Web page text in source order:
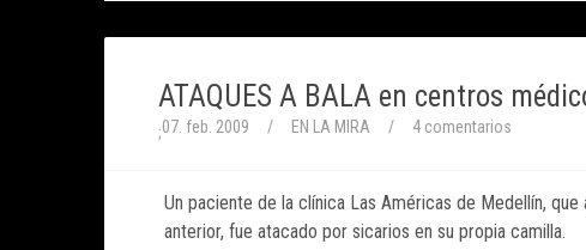
ATAQUES A BALA en centros
;07. feb. 2009 / EN LA MIRA / 4 comentarios
Un paciente de la clínica Las Américas de Medellín,
anterior, fue atacado por sicarios en su propia camilla.